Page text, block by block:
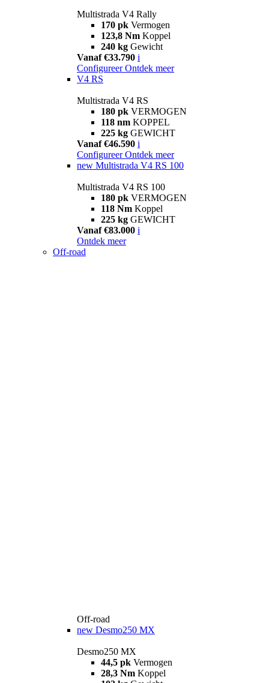
Multistrada V4 Rally
170 pk Vermogen
123,8 Nm Koppel
240 kg Gewicht
Vanaf €33.790 i
Configureer Ontdek meer
V4 RS
Multistrada V4 RS
180 pk VERMOGEN
118 nm KOPPEL
225 kg GEWICHT
Vanaf €46.590 i
Configureer Ontdek meer
new Multistrada V4 RS 100
Multistrada V4 RS 100
180 pk VERMOGEN
118 Nm Koppel
225 kg GEWICHT
Vanaf €83.000 i
Ontdek meer
Off-road
Off-road
new Desmo250 MX
Desmo250 MX
44,5 pk Vermogen
28,3 Nm Koppel